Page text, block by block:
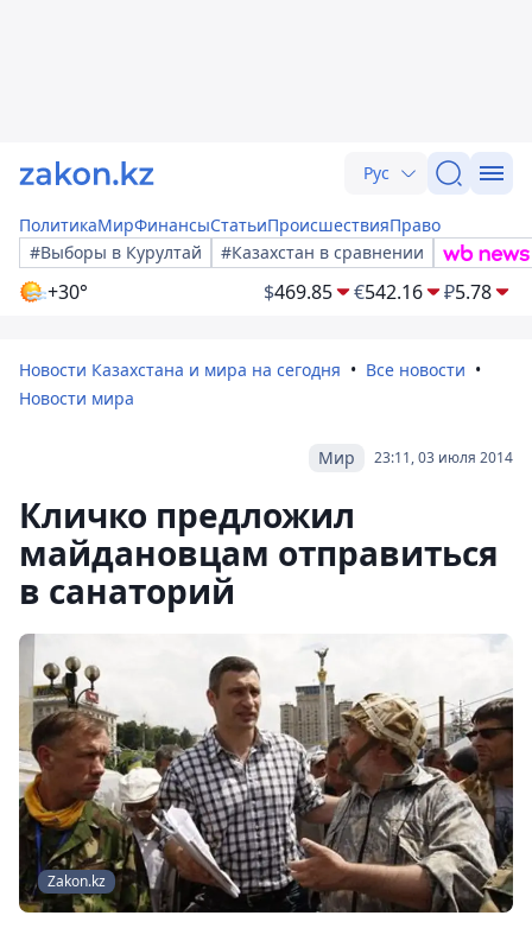
Рус
ПолитикаМирФинансыСтатьиПроисшествияПраво
#Выборы в Курултай
#Казахстан в сравнении
+30° $469.85 €542.16 ₽5.78
Новости Казахстана и мира на сегодня
Все новости
Новости мира
23:11, 03 июля 2014
Мир
Кличко предложил
майдановцам отправиться
в санаторий
Zakon.kz